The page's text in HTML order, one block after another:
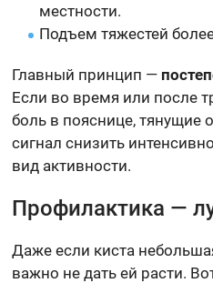
местности.
Подъем тяжестей
Главный принцип —
Если во время или после
боль в пояснице, тянущие
сигнал снизить
вид активности.
Профилактика —
Даже если киста
важно не дать ей расти.